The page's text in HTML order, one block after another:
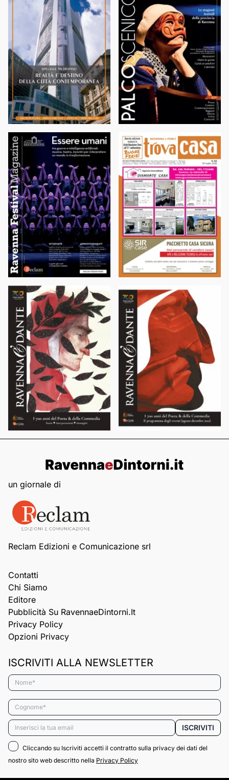
un giornale di
Reclam Edizioni e Comunicazione srl
Contatti
Chi Siamo
Editore
Pubblicità Su RavennaeDintorni.it
Privacy Policy
Opzioni Privacy
ISCRIVITI ALLA NEWSLETTER
Nome*
Cognome*
Email* ISCRIVITI
Cliccando su Iscriviti accetti il contratto sulla privacy dei dati del
nostro sito web descritto nella Privacy Policy